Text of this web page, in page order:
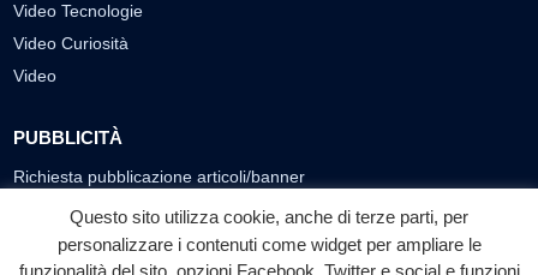
Video Tecnologie
Video Curiosità
Video
PUBBLICITÀ
Richiesta pubblicazione articoli/banner
SEGUICI SUI SOCIAL
Questo sito utilizza cookie, anche di terze parti, per
personalizzare i contenuti come widget per ampliare le